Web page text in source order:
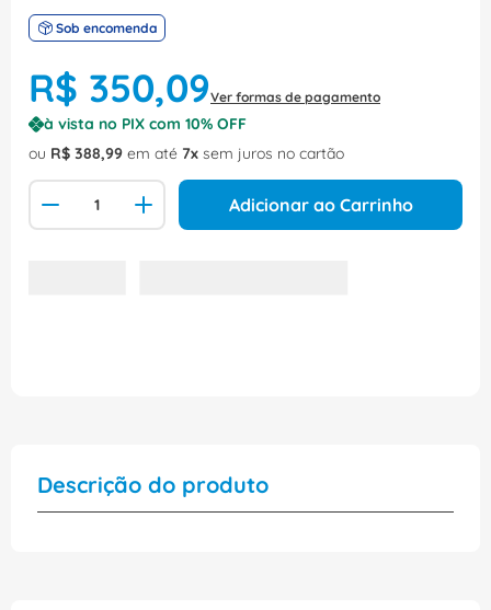
Sob encomenda
R$ 350,09Ver formas de pagamento
à vista no PIX com 10% OFF
ou R$ 388,99 em até 7 sem juros no cartão
Adicionar ao Carrinho
Descrição do produto